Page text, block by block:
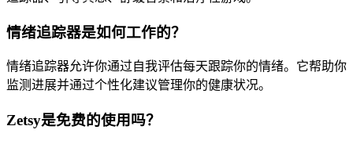
情绪追踪器是如何工作的？
情绪追踪器允许你通过自我评估每天跟踪你的情绪。它帮助你
监测进展并通过个性化建议管理你的健康状况。
Zetsy是免费的使用吗？